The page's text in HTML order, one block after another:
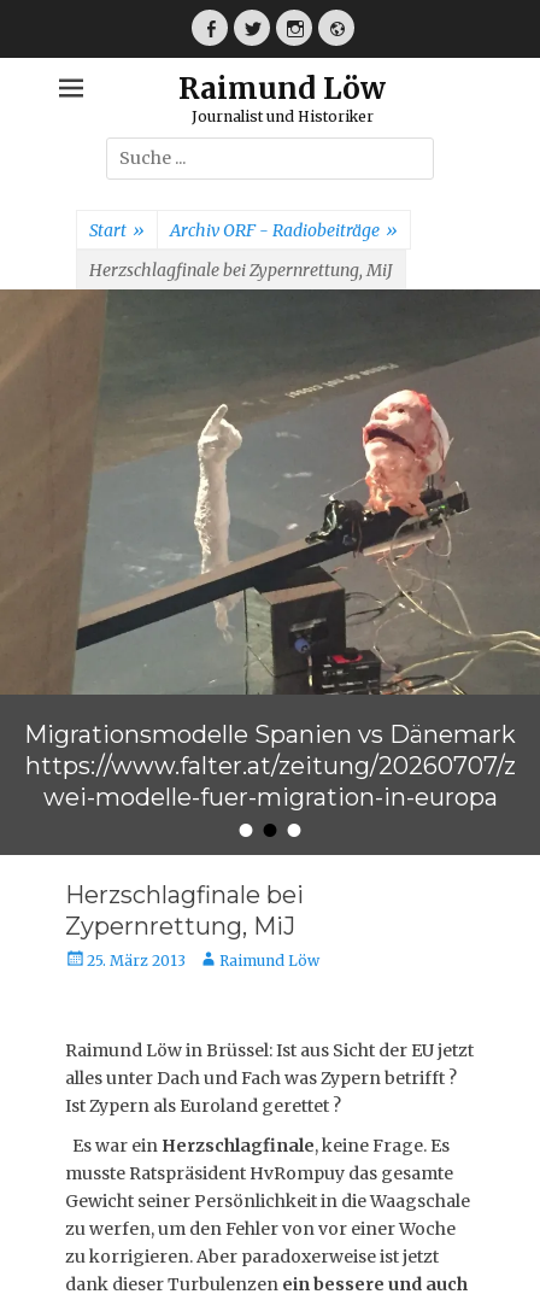
Facebook
TwitterInstagramWebseite
Raimund Löw
Journalist und Historiker
Suche
nach:
Start » Archiv ORF - Radiobeiträge »
Herzschlagfinale bei Zypernrettung, MiJ
•••
Migrationsmodelle Spanien vs Dänemark
https://www.falter.at/zeitung/20260707/z
wei-modelle-fuer-migration-in-europa
Raimund Löw
Herzschlagfinale bei
Zypernrettung, MiJ
Veröffentlicht
25. März 2013 AutorRaimund Löw
Raimund Löw in Brüssel: Ist aus Sicht der EU jetzt
alles unter Dach und Fach was Zypern betrifft ?
Ist Zypern als Euroland gerettet ?
Es war ein Herzschlagfinale, keine Frage. Es
musste Ratspräsident HvRompuy das gesamte
Gewicht seiner Persönlichkeit in die Waagschale
zu werfen, um den Fehler von vor einer Woche
zu korrigieren. Aber paradoxerweise ist jetzt
dank dieser Turbulenzen ein bessere und auch